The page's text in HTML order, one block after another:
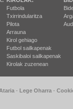
Futbola
Txirrindularitza
Pilota
Arrauna
Kirol gehiago
Futbol sailkapenak
Saskibaloi sailkapenak
Kirolak zuzenean
- Lege Oharra -